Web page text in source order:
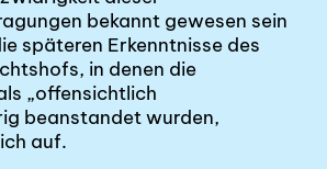
bekannt gewesen sein
späteren Erkenntnisse des
in denen die
„offensichtlich
beanstandet wurden,
auf.